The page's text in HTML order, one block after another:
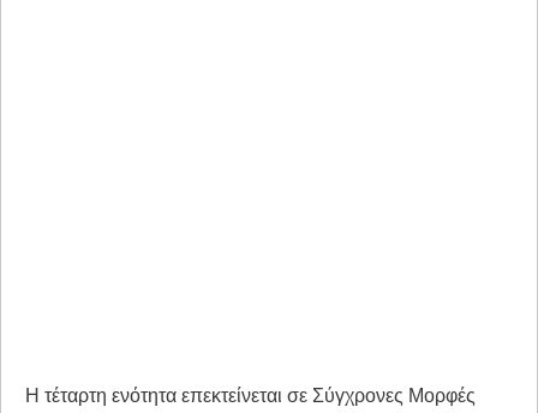
Η τέταρτη ενότητα επεκτείνεται σε Σύγχρονες Μορφές